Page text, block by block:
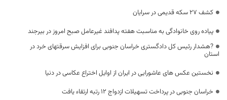
کشف ۲۷ سکه قدیمی در سرایان
پیاده روی خانوادگی به مناسبت هفته پدافند غیرعامل صبح امروز در بیرجند
?هشدار رئیس کل دادگستری خراسان جنوبی برای افزایش سرقتهای خرد در
استان
نخستین عکس های عاشورایی در ایران از اوایل اختراع عکاسی در دنیا
خراسان جنوبی در پرداخت تسهیلات ازدواج ۱۲ رتبه ارتقاء یافت